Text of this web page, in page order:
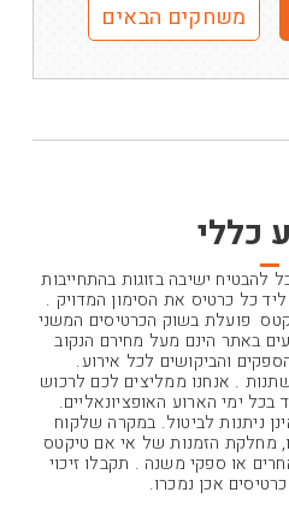
משחקים הבאים
כללי
להבטיח ישיבה בזוגות בהתחייבות
כל כרטיס את הסימון המדויק .
פועלת בשוק הכרטיסים המשני
באתר הינם מעל מחירם הנקוב
והביקושים לכל אירוע.
. אנחנו ממליצים לכם לרכוש
בכל ימי הארוע האופציונאליים.
ניתנות לביטול. במקרה שלקוח
מחלקת הזמנות של אי אם טיקטס
או ספקי משנה . תקבלו זיכוי
אכן נמכרו.